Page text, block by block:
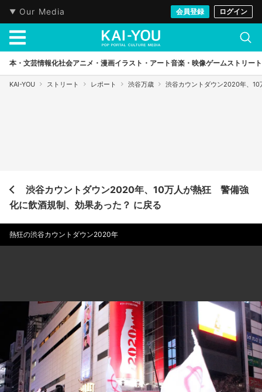
Our Media 会員登録 ログイン
本・文芸情報化社会アニメ・漫画イラスト・アート音楽・映像ゲームストリート
KAI-YOU ストリート レポート 渋谷万歳 渋谷カウントダウン2020年、
渋谷カウントダウン2020年、10万人が熱狂 警備強
化に飲酒規制、効果あった？ に戻る
熱狂の渋谷カウントダウン2020年